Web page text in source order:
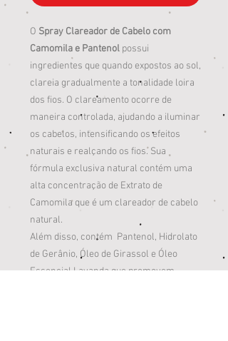
O Spray Clareador de Cabelo com
Camomila e Pantenol possui
ingredientes que quando expostos ao sol,
clareia gradualmente a tonalidade loira
dos fios. O clareamento ocorre de
maneira controlada, ajudando a iluminar
os cabelos, intensificando os efeitos
naturais e realçando os fios. Sua
fórmula exclusiva natural contém uma
alta concentração de Extrato de
Camomila que é um clareador de cabelo
natural.
Além disso, contém Pantenol, Hidrolato
de Gerânio, Óleo de Girassol e Óleo
Essencial Lavanda que promovem